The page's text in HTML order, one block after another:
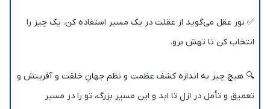
✅ نور عقل می‌گوید از عقلت در یک مسیر استفاده کن. یک چیز را
انتخاب کن تا تهش برو.
🔍 هیچ چیز به اندازه کشف عظمت و نظم جهانِ خلقت و آفرینش و
تعمیق و تأمل در ازل تا ابد و این مسیر بزرگ، تو را در مسیر